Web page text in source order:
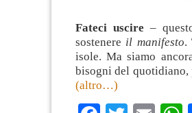
Fateci uscire –
sostenere il manifesto.
isole. Ma siamo
bisogni del
(altro…)